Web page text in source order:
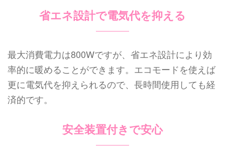
省エネ設計で電気代を抑える
最大消費電力は800Wですが、省エネ設計により効
率的に暖めることができます。エコモードを使えば
更に電気代を抑えられるので、長時間使用しても経
済的です。
安全装置付きで安心